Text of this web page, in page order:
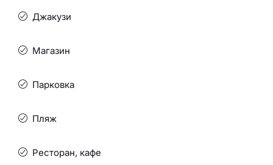
Джакузи
Магазин
Парковка
Пляж
Ресторан, кафе